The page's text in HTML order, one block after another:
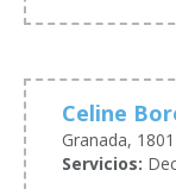
Celine
Granada,
Servicios: